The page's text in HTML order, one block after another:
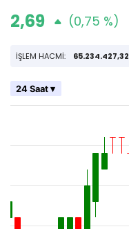
2,69 (0,75 %)
İŞLEM HACMİ: 65.234.427,32
24 Saat ▾